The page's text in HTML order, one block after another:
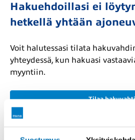
Hakuehdoillasi ei
hetkellä yhtään
Voit halutessasi tilata
yhteydessä, kun hakuasi
myyntiin.
Tilaa hakuvahti